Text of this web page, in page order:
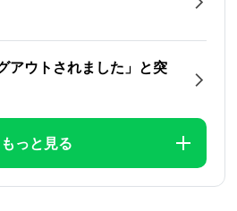
アウトされました」と突
もっと見る